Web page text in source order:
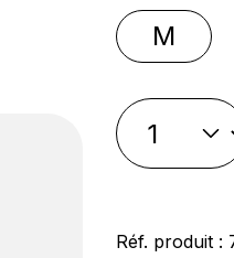
M
Réf. produit :